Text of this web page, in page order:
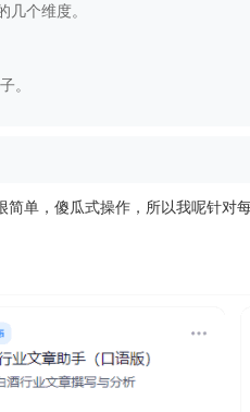
几个维度。
。
简单，傻瓜式操作，所以我呢针